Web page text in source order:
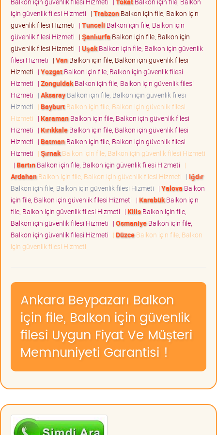
için güvenlik filesi Hizmeti | TrabzonBalkon için file, Balkon için
güvenlik filesi Hizmeti | Tunceli Balkon için file, Balkon için
güvenlik filesi Hizmeti | Şanlıurfa Balkon için file, Balkon için
güvenlik filesi Hizmeti | UşakBalkon için file, Balkon için güvenlik
filesi Hizmeti | VanBalkon için file, Balkon için güvenlik filesi
Hizmeti | YozgatBalkon için file, Balkon için güvenlik filesi
Hizmeti | ZonguldakBalkon için file, Balkon için güvenlik filesi
Hizmeti | AksarayBalkon için file, Balkon için güvenlik filesi
Hizmeti | BayburtBalkon için file, Balkon için güvenlik filesi
Hizmeti | KaramanBalkon için file, Balkon için güvenlik filesi
Hizmeti | KırıkkaleBalkon için file, Balkon için güvenlik filesi
Hizmeti | BatmanBalkon için file, Balkon için güvenlik filesi
Hizmeti | ŞırnakBalkon için file, Balkon için güvenlik filesi Hizmeti
| BartınBalkon için file, Balkon için güvenlik filesi Hizmeti |
ArdahanBalkon için file, Balkon için güvenlik filesi Hizmeti | Iğdır
Balkon için file, Balkon için güvenlik filesi Hizmeti | Yalova Balkon
için file, Balkon için güvenlik filesi Hizmeti | KarabükBalkon için
file, Balkon için güvenlik filesi Hizmeti | KilisBalkon için file,
Balkon için güvenlik filesi Hizmeti | OsmaniyeBalkon için file,
Balkon için güvenlik filesi Hizmeti | DüzceBalkon için file, Balkon
için güvenlik filesi Hizmeti
Ankara Beypazarı Balkon
için file, Balkon için güvenlik
filesi Uygun Fiyat Ve Müşteri
Memnuniyeti Garantisi !